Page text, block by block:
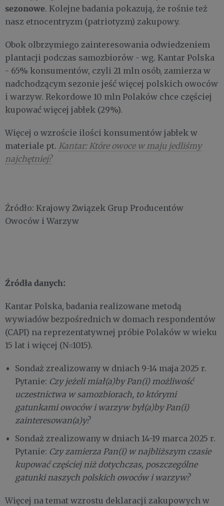
sezonowe. Kolejne badania pokazują, że rośnie też
nasz etnocentryzm (patriotyzm) zakupowy.
Obok olbrzymiego zainteresowania odwiedzeniem
plantacji podczas samozbiorów - wg. Kantar Polska
- 65% konsumentów, czyli 21 mln osób, zamierza w
nadchodzącym sezonie jeść więcej polskich owoców
i warzyw. Rekordowe 10 mln Polaków chce częściej
kupować więcej jabłek (29%).
Więcej o wzroście ilości konsumentów jabłek w
materiale pt. Kantar: Które owoce w maju jedliśmy
najchętniej?
Źródło: Krajowy Związek Grup Producentów
Owoców i Warzyw
Źródła danych:
Kantar Polska, badania realizowane metodą
wywiadów bezpośrednich w domach respondentów
(CAPI) na reprezentatywnej próbie Polaków w wieku
15 lat i więcej (N=1015).
Sondaż zrealizowany w dniach 9-14 maja 2025 r.
Pytanie: Czy jeżeli miał(a)by Pan(i) możliwość
uczestnictwa w samozbiorach, to którymi
gatunkami owoców i warzyw był(a)by Pan(i)
zainteresowan(a)y?
Sondaż zrealizowany w dniach 14-19 marca 2025 r.
Pytanie: Czy zamierza Pan(i) w najbliższym czasie
kupować częściej niż dotychczas, poszczególne
gatunki naszych polskich owoców i warzyw?
Więcej na temat wzrostu deklaracji zakupowych w